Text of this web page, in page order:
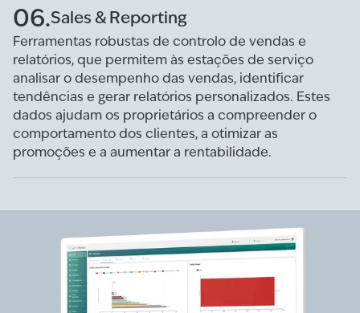
06.Sales & Reporting
Ferramentas robustas de controlo de vendas e
relatórios, que permitem às estações de serviço
analisar o desempenho das vendas, identificar
tendências e gerar relatórios personalizados. Estes
dados ajudam os proprietários a compreender o
comportamento dos clientes, a otimizar as
promoções e a aumentar a rentabilidade.